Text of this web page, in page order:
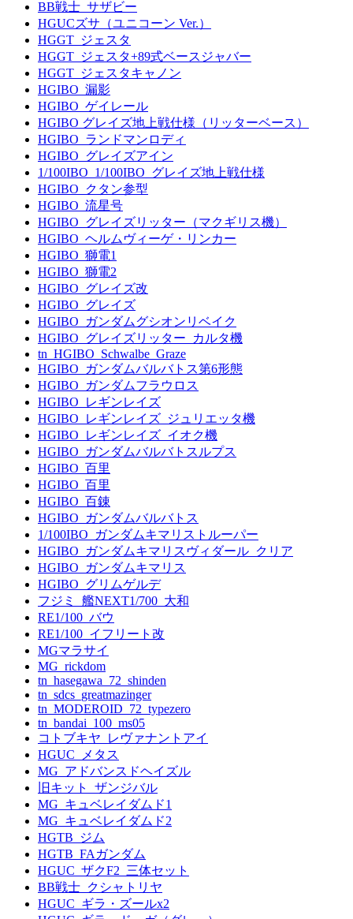
BB戦士_サザビー
HGUCズサ（ユニコーン Ver.）
HGGT_ジェスタ
HGGT_ジェスタ+89式ベースジャバー
HGGT_ジェスタキャノン
HGIBO_漏影
HGIBO_ゲイレール
HGIBO グレイズ地上戦仕様（リッターベース）
HGIBO_ランドマンロディ
HGIBO_グレイズアイン
1/100IBO_1/100IBO_グレイズ地上戦仕様
HGIBO_クタン参型
HGIBO_流星号
HGIBO_グレイズリッター（マクギリス機）
HGIBO_ヘルムヴィーゲ・リンカー
HGIBO_獅電1
HGIBO_獅電2
HGIBO_グレイズ改
HGIBO_グレイズ
HGIBO_ガンダムグシオンリベイク
HGIBO_グレイズリッター_カルタ機
tn_HGIBO_Schwalbe_Graze
HGIBO_ガンダムバルバトス第6形態
HGIBO_ガンダムフラウロス
HGIBO_レギンレイズ
HGIBO_レギンレイズ_ジュリエッタ機
HGIBO_レギンレイズ_イオク機
HGIBO_ガンダムバルバトスルプス
HGIBO_百里
HGIBO_百里
HGIBO_百錬
HGIBO_ガンダムバルバトス
1/100IBO_ガンダムキマリストルーパー
HGIBO_ガンダムキマリスヴィダール_クリア
HGIBO_ガンダムキマリス
HGIBO_グリムゲルデ
フジミ_艦NEXT1/700_大和
RE1/100_バウ
RE1/100_イフリート改
MGマラサイ
MG_rickdom
tn_hasegawa_72_shinden
tn_sdcs_greatmazinger
tn_MODEROID_72_typezero
tn_bandai_100_ms05
コトブキヤ_レヴァナントアイ
HGUC_メタス
MG_アドバンスドヘイズル
旧キット_ザンジバル
MG_キュベレイダムド1
MG_キュベレイダムド2
HGTB_ジム
HGTB_FAガンダム
HGUC_ザクF2_三体セット
BB戦士_クシャトリヤ
HGUC_ギラ・ズールx2